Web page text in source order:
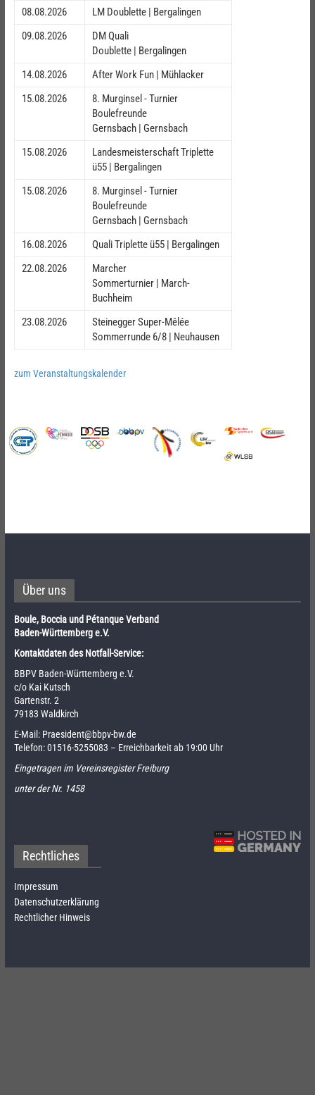
08.08.2026
LM Doublette | Bergalingen
09.08.2026
DM Quali
Doublette | Bergalingen
14.08.2026
After Work Fun | Mühlacker
15.08.2026
8. Murginsel - Turnier
Boulefreunde
Gernsbach | Gernsbach
15.08.2026
Landesmeisterschaft Triplette
ü55 | Bergalingen
15.08.2026
8. Murginsel - Turnier
Boulefreunde
Gernsbach | Gernsbach
16.08.2026
Quali Triplette ü55 | Bergalingen
22.08.2026
Marcher
Sommerturnier | March-
Buchheim
23.08.2026
Steinegger Super-Mêlée
Sommerrunde 6/8 | Neuhausen
zum Veranstaltungskalender
Über uns
Boule, Boccia und Pétanque Verband
Baden-Württemberg e.V.
Kontaktdaten des Notfall-Service:
BBPV Baden-Württemberg e.V.
c/o Kai Kutsch
Gartenstr. 2
79183 Waldkirch
E-Mail: Praesident@bbpv-bw.de
Telefon:01516-5255083 – Erreichbarkeit ab 19:00 Uhr
Eingetragen im Vereinsregister Freiburg
unter der Nr. 1458
Rechtliches
Impressum
Datenschutzerklärung
Rechtlicher Hinweis